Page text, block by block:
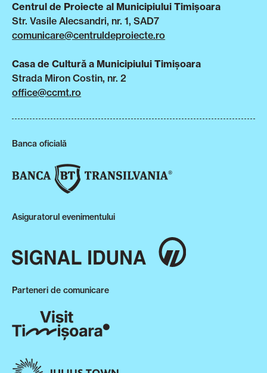
Centrul de Proiecte al Municipiului Timișoara
Str. Vasile Alecsandri, nr. 1, SAD7
comunicare@centruldeproiecte.ro
Casa de Cultură a Municipiului Timișoara
Strada Miron Costin, nr. 2
office@ccmt.ro
Banca oficială
Asiguratorul evenimentului
Parteneri de comunicare